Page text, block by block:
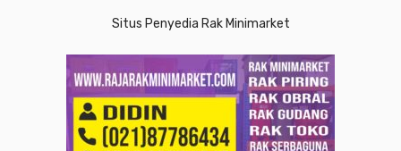
Situs Penyedia Rak Minimarket